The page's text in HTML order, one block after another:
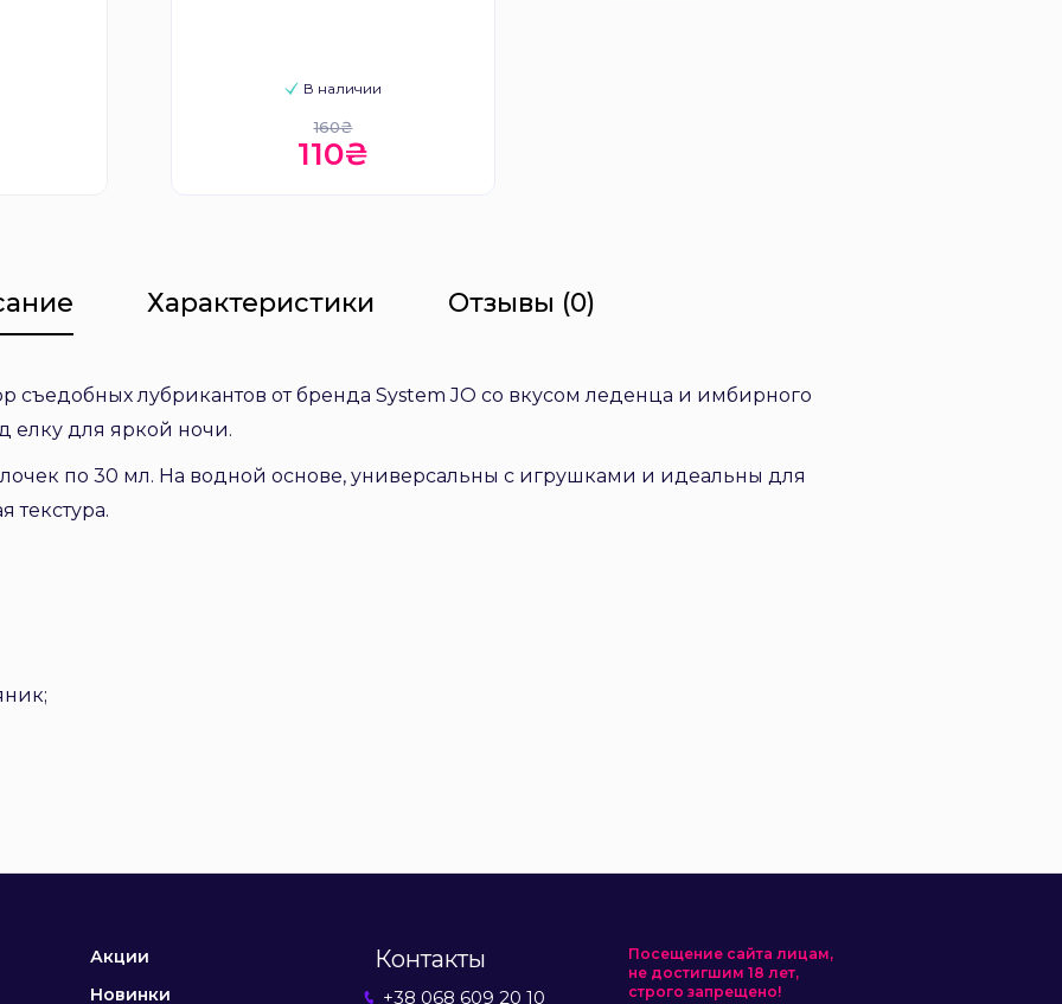
В наличии
160₴
110₴
Характеристики Отзывы (0)
лубрикантов от бренда System JO со вкусом леденца и имбирного
елку для яркой ночи.
по 30 мл. На водной основе, универсальны с игрушками и идеальны для
текстура.
Акции
Новинки
Контакты
+38 068 609 20 10
Посещение сайта лицам,
не достигшим 18 лет,
строго запрещено!